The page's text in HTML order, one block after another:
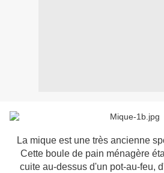
La mique est une très ancienne
Cette boule de pain ménagère
cuite au-dessus d'un pot-au-feu,